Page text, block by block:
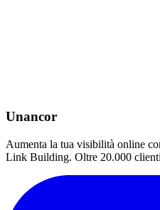
Unancor
Aumenta la tua visibilità online
Link Building. Oltre 20.000